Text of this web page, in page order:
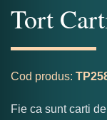
Tort
Cod produs:
Fie ca sunt carti